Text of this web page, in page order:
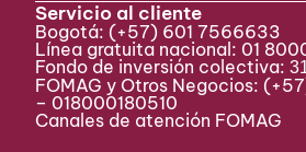
Servicio al cliente
Bogotá: (+57) 601 7566633
Línea gratuita nacional: 01
Fondo de inversión colectiva:
FOMAG y Otros Negocios:
– 018000180510
Canales de atención FOMAG